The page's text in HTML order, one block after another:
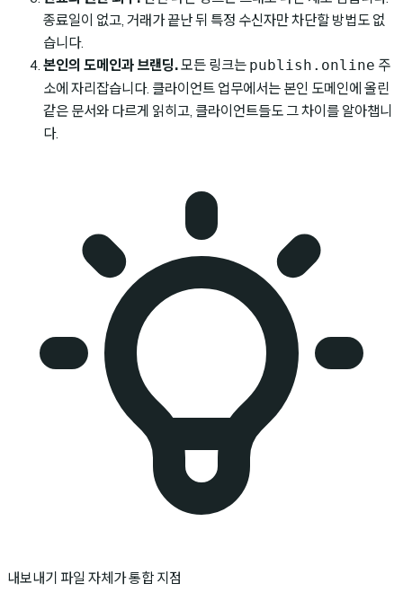
종료일이 없고, 거래가 끝난 뒤 특정 수신자만 차단할 방법도 없
습니다.
본인의 도메인과 브랜딩.모든 링크는 publish.online 주
소에 자리잡습니다. 클라이언트 업무에서는 본인 도메인에 올린
같은 문서와 다르게 읽히고, 클라이언트들도 그 차이를 알아챕니
다.
내보내기 파일 자체가 통합 지점